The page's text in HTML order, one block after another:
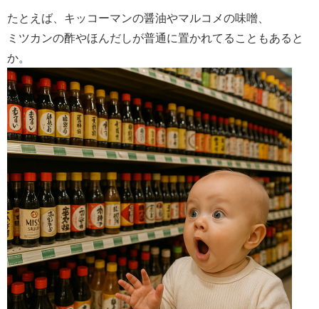
たとえば、キッコーマンの醤油やマルコメの味噌、
ミツカンの酢やほんだしが普通に置かれてることもあると
か。